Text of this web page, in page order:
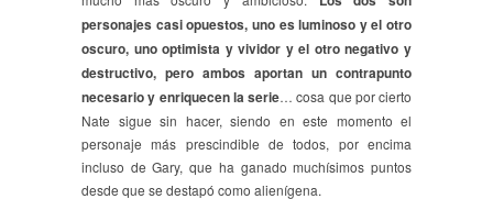
personajes casi opuestos, uno es luminoso y el otro
oscuro, uno optimista y vividor y el otro negativo y
destructivo, pero ambos aportan un contrapunto
necesario y enriquecen la serie… cosa que por cierto
Nate sigue sin hacer, siendo en este momento el
personaje más prescindible de todos, por encima
incluso de Gary, que ha ganado muchísimos puntos
desde que se destapó como alienígena.